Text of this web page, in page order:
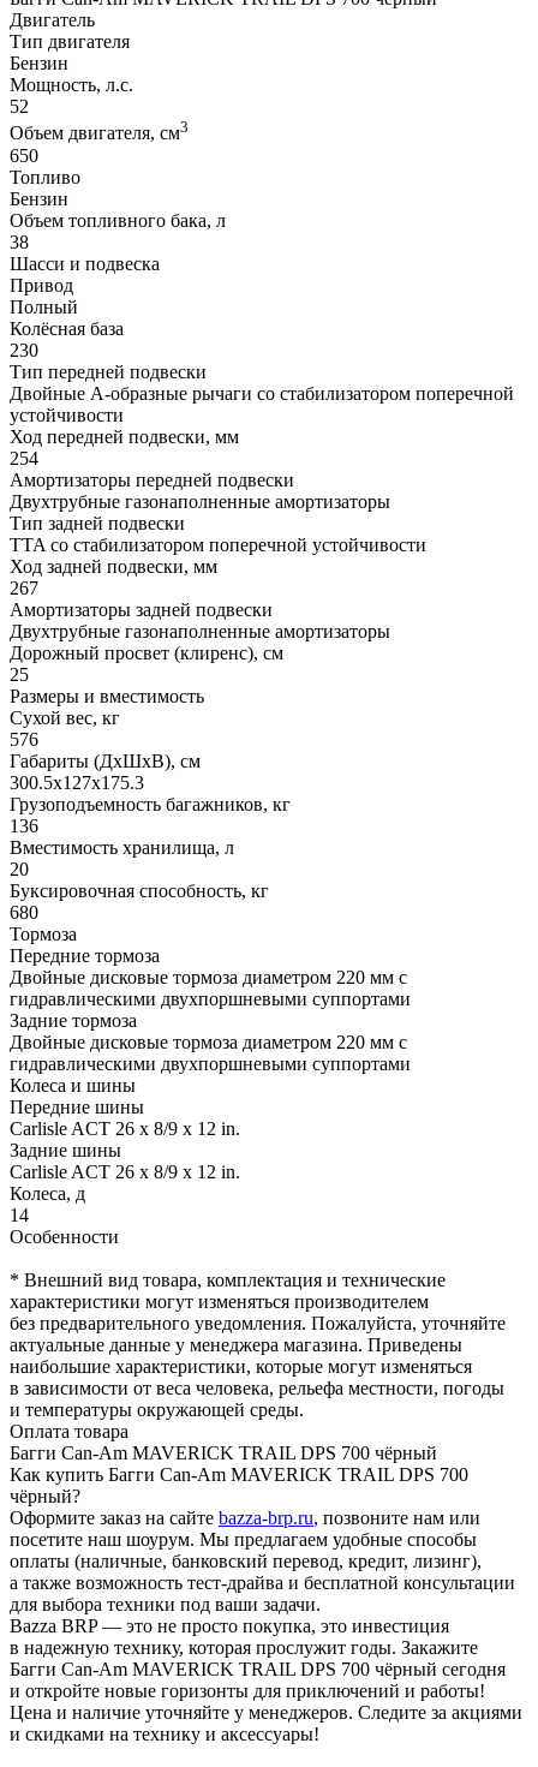
Двигатель
Тип двигателя
Бензин
Мощность, л.с.
52
Объем двигателя, см3
650
Топливо
Бензин
Объем топливного бака, л
38
Шасси и подвеска
Привод
Полный
Колёсная база
230
Тип передней подвески
Двойные А-образные рычаги со стабилизатором поперечной
устойчивости
Ход передней подвески, мм
254
Амортизаторы передней подвески
Двухтрубные газонаполненные амортизаторы
Тип задней подвески
TTA со стабилизатором поперечной устойчивости
Ход задней подвески, мм
267
Амортизаторы задней подвески
Двухтрубные газонаполненные амортизаторы
Дорожный просвет (клиренс), см
25
Размеры и вместимость
Сухой вес, кг
576
Габариты (ДхШхВ), см
300.5x127x175.3
Грузоподъемность багажников, кг
136
Вместимость хранилища, л
20
Буксировочная способность, кг
680
Тормоза
Передние тормоза
Двойные дисковые тормоза диаметром 220 мм с
гидравлическими двухпоршневыми суппортами
Задние тормоза
Двойные дисковые тормоза диаметром 220 мм с
гидравлическими двухпоршневыми суппортами
Колеса и шины
Передние шины
Carlisle ACT 26 x 8/9 x 12 in.
Задние шины
Carlisle ACT 26 x 8/9 x 12 in.
Колеса, д
14
Особенности
* Внешний вид товара, комплектация и технические
характеристики могут изменяться производителем
без предварительного уведомления. Пожалуйста, уточняйте
актуальные данные у менеджера магазина. Приведены
наибольшие характеристики, которые могут изменяться
в зависимости от веса человека, рельефа местности, погоды
и температуры окружающей среды.
Оплата товара
Багги Can-Am MAVERICK TRAIL DPS 700 чёрный
Как купить Багги Can-Am MAVERICK TRAIL DPS 700
чёрный?
Оформите заказ на сайте bazza-brp.ru, позвоните нам или
посетите наш шоурум. Мы предлагаем удобные способы
оплаты (наличные, банковский перевод, кредит, лизинг),
а также возможность тест-драйва и бесплатной консультации
для выбора техники под ваши задачи.
Bazza BRP — это не просто покупка, это инвестиция
в надежную технику, которая прослужит годы. Закажите
Багги Can-Am MAVERICK TRAIL DPS 700 чёрный сегодня
и откройте новые горизонты для приключений и работы!
Цена и наличие уточняйте у менеджеров. Следите за акциями
и скидками на технику и аксессуары!